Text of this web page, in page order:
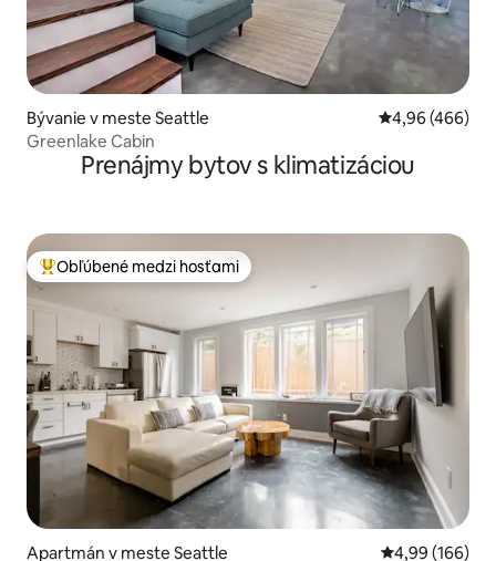
Bývanie v meste Seattle Priemerné
4,96 (466)
Greenlake Cabin
Prenájmy bytov s klimatizáciou
Najobľúbenejšie medzi hosťami
Obľúbené medzi hosťami
Apartmán v meste Seattle Priemerné
4,99 (166)